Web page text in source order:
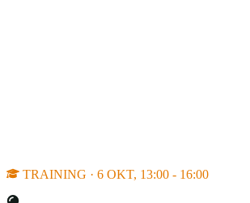
TRAINING · 6 OKT, 13:00 - 16:00